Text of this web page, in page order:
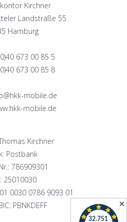
Kirchner
Landstraße 55
Hamburg
673 00 85 5
673 00 85 8
mobile.de
mobile.de
Kirchner
Postbank
786909301
25010030
0030 0786 9093 01
PBNKDEFF
✕